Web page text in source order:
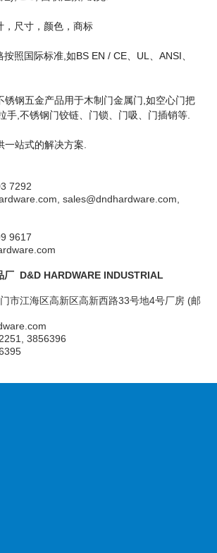
，尺寸，颜色，商标
照国际标准,如BS EN / CE、UL、ANSI、
锈钢五金产品用于木制门金属门,如空心门把
手,不锈钢门铰链、门锁、门吸、门插销等.
一站式的解决方案.
7292
sales@dndhardware.com,
9617
厂 D&D HARDWARE INDUSTRIAL
市江海区高新区高新西路33号地4号厂房 (邮
3856396